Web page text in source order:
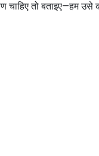
चाहिए तो बताइए—हम उसे